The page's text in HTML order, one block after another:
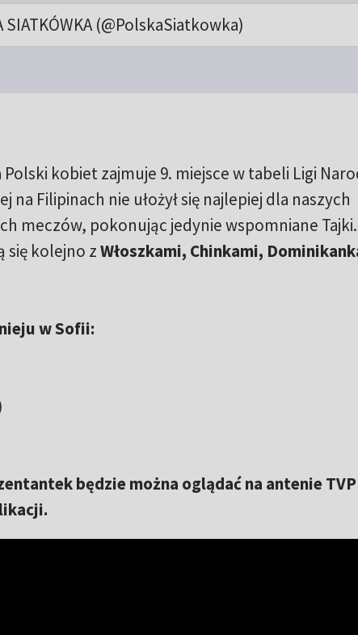
SIATKÓWKA (@PolskaSiatkowka)
kobiet zajmuje 9. miejsce w tabeli Ligi
na Filipinach nie ułożył się najlepiej dla naszych
meczów, pokonując jedynie wspomniane
się kolejno zWłoszkami, Chinkami,
w Sofii:
będzie można oglądać na antenie